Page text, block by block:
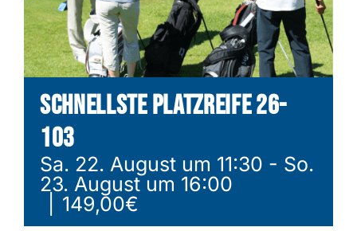
Restaurant & Events
News
ShopSchnellste Platzreife 26-
103
Sa. 22. August um 11:30 - So.
23. August um 16:00
149,00€